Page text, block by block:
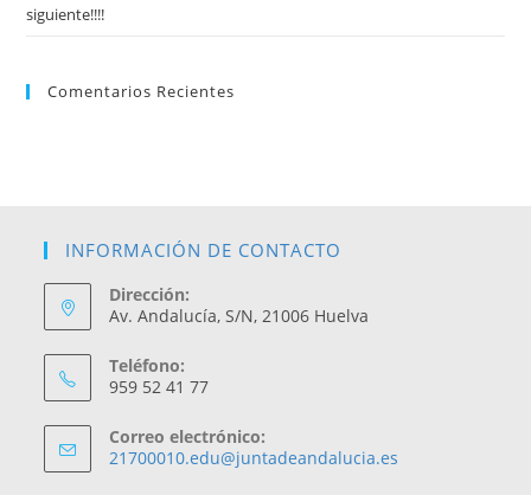
siguiente!!!!
Comentarios Recientes
INFORMACIÓN DE CONTACTO
Dirección:
Av. Andalucía, S/N, 21006 Huelva
Teléfono:
959 52 41 77
Correo electrónico:
21700010.edu@juntadeandalucia.es